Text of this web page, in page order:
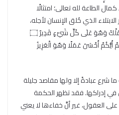
الطاعة لله تعالى؛ امتثالًا
الذي خُلق الإنسان لأجله،
قال سبحانه: ﴿تَبَارَكَ الَّذِي بِيَدِهِ الْمُلْكُ وَهُوَ عَلَى كُلِّ شَيْءٍ قَدِيرٌ ۝
أَيُّكُمْ أَحْسَنُ عَمَلًا وَهُوَ الْعَزِيزُ
شرع عبادةً إلا ولها مقاصد جليلة
إدراكها. فقد تظهر الحكمة
العقول، غير أنَّ خفاءها لا يعني